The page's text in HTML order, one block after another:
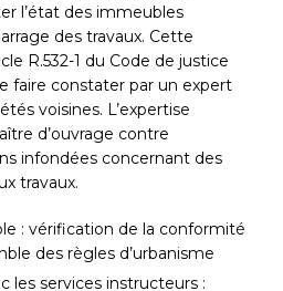
l’état des immeubles
des travaux. Cette
R.532-1 du Code de justice
faire constater par un expert
voisines. L’expertise
d’ouvrage contre
infondées concernant des
travaux.
: vérification de la conformité
des règles d’urbanisme
les services instructeurs :